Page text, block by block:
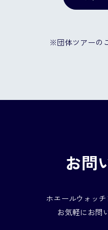
※団体ツアーの
お問
ホエールウォッ
お気軽にお問